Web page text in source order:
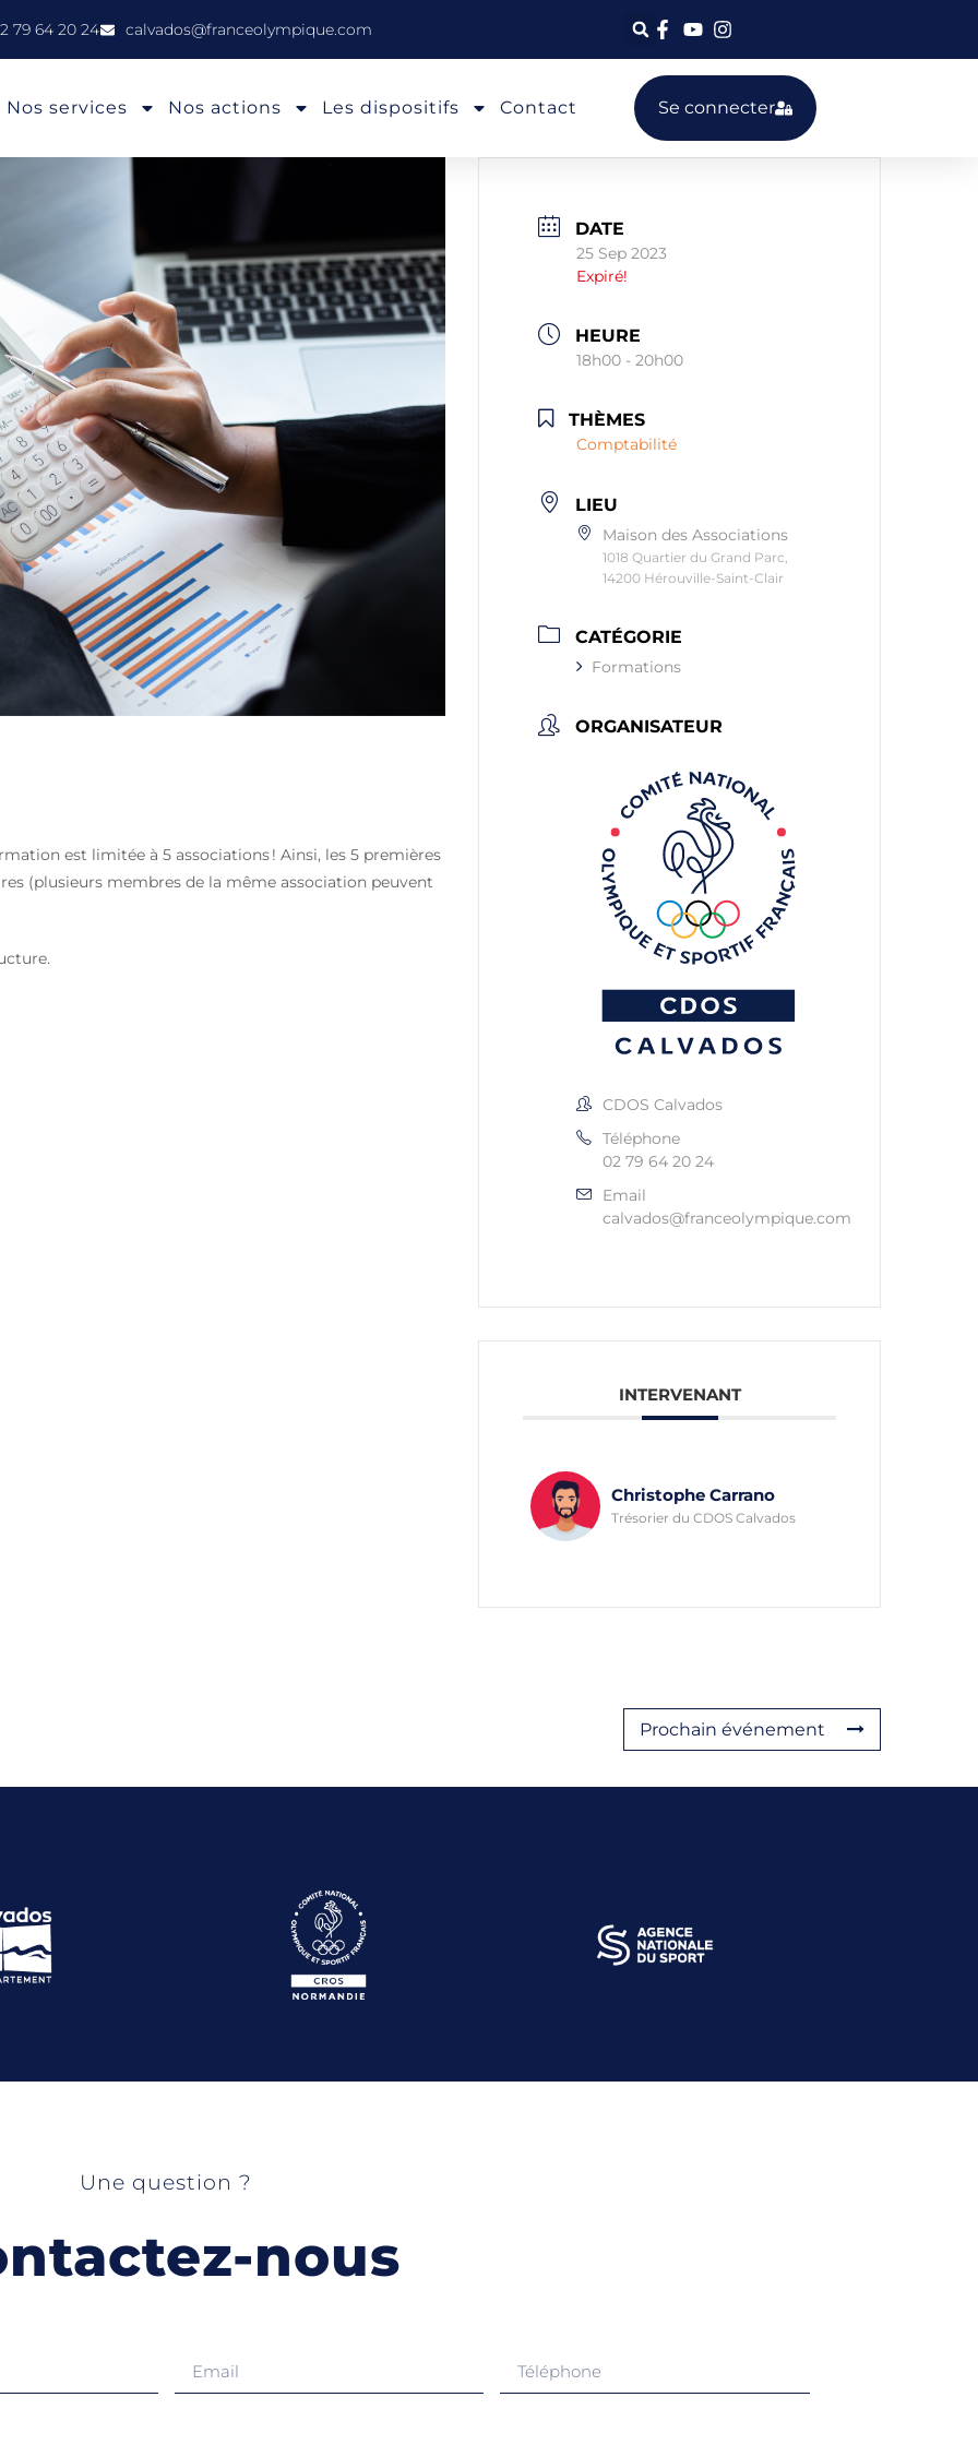
79 64 20 24 calvados@franceolympique.com
Nos services Nos actions Les dispositifs Contact Se connecter
est limitée à 5 associations ! Ainsi, les 5 premières
(plusieurs membres de la même association peuvent
DATE
25 Sep 2023
Expiré!
HEURE
18h00 - 20h00
THÈMES
Comptabilité
LIEU
Maison des Associations
1018 Quartier du Grand Parc,
14200 Hérouville-Saint-Clair
CATÉGORIE
Formations
ORGANISATEUR
CDOS Calvados
Téléphone
02 79 64 20 24
Email
calvados@franceolympique.com
INTERVENANT
Christophe Carrano
Trésorier du CDOS Calvados
Prochain événement
Une question ?
nous